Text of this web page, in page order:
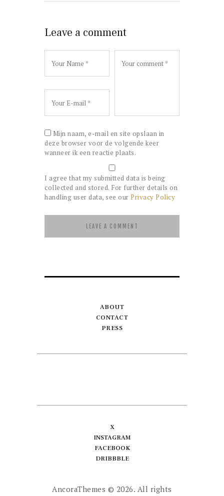
Leave a comment
Mijn naam, e-mail en site opslaan in
deze browser voor de volgende keer
wanneer ik een reactie plaats.
I agree that my submitted data is being
collected and stored. For further details on
handling user data, see our Privacy Policy
ABOUT
CONTACT
PRESS
X
INSTAGRAM
FACEBOOK
DRIBBBLE
AncoraThemes © 2026. All rights